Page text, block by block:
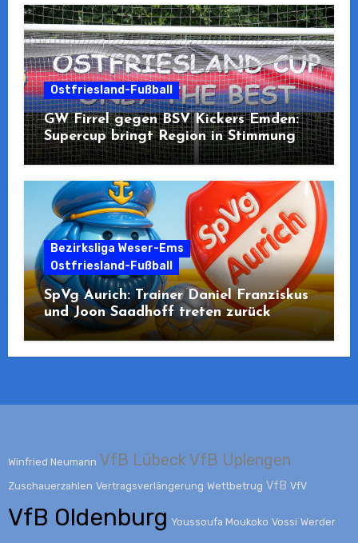
Ostfriesland-Fußball
GW Firrel gegen BSV Kickers Emden:
Supercup bringt Region in Stimmung
Bezirksliga Weser-Ems
Ostfriesland-Fußball
SpVg Aurich: Trainer Daniel Franziskus
und Joon Saadhoff treten zurück
Winfried Neumann VfB Lübeck VfB Uplengen
Zuschauerzahlen Vertragsverlängerung Wettbetrug VfB VfV
VfB Oldenburg Youssoufa Moukoko Vossi Werder